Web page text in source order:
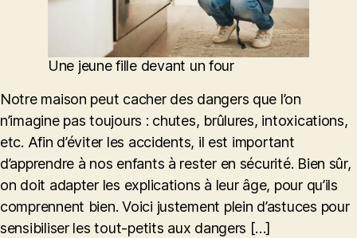
Une jeune fille devant un four
Notre maison peut cacher des dangers que l’on
n’imagine pas toujours : chutes, brûlures, intoxications,
etc. Afin d’éviter les accidents, il est important
d’apprendre à nos enfants à rester en sécurité. Bien sûr,
on doit adapter les explications à leur âge, pour qu’ils
comprennent bien. Voici justement plein d’astuces pour
sensibiliser les tout-petits aux dangers […]